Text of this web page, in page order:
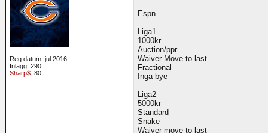
Reg.datum: jul 2016
Inlägg: 290
Sharp$: 80
Espn
Liga1.
1000kr
Auction/ppr
Waiver Move to last
Fractional
Inga bye
Liga2
5000kr
Standard
Snake
Waiver move to last